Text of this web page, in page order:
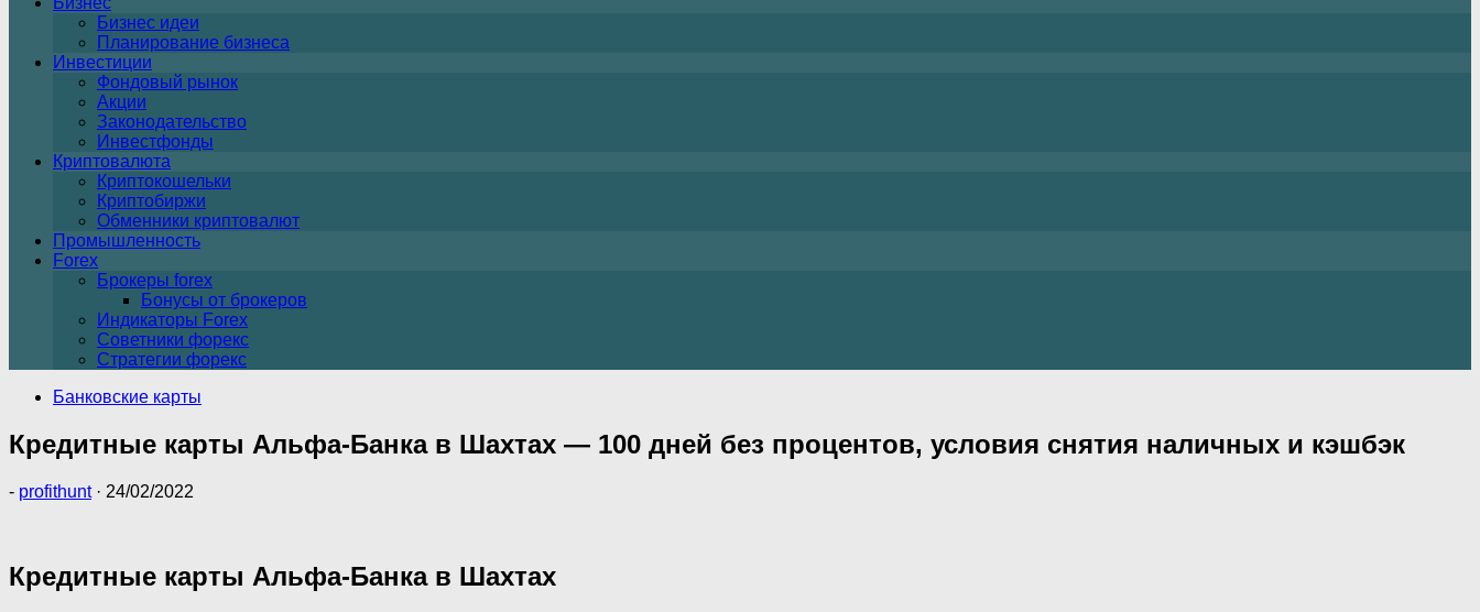
Бизнес идеи
Планирование бизнеса
Инвестиции
Фондовый рынок
Акции
Законодательство
Инвестфонды
Криптовалюта
Криптокошельки
Криптобиржи
Обменники криптовалют
Промышленность
Forex
Брокеры forex
Бонусы от брокеров
Индикаторы Forex
Советники форекс
Стратегии форекс
Банковские карты
Кредитные карты Альфа-Банка в Шахтах — 100 дней без процентов, условия снятия наличных и кэшбэк
- profithunt · 24/02/2022
Кредитные карты Альфа-Банка в Шахтах